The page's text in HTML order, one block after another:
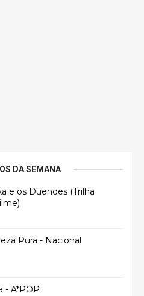
DA SEMANA
e os Duendes (Trilha
Pura - Nacional
- A*POP